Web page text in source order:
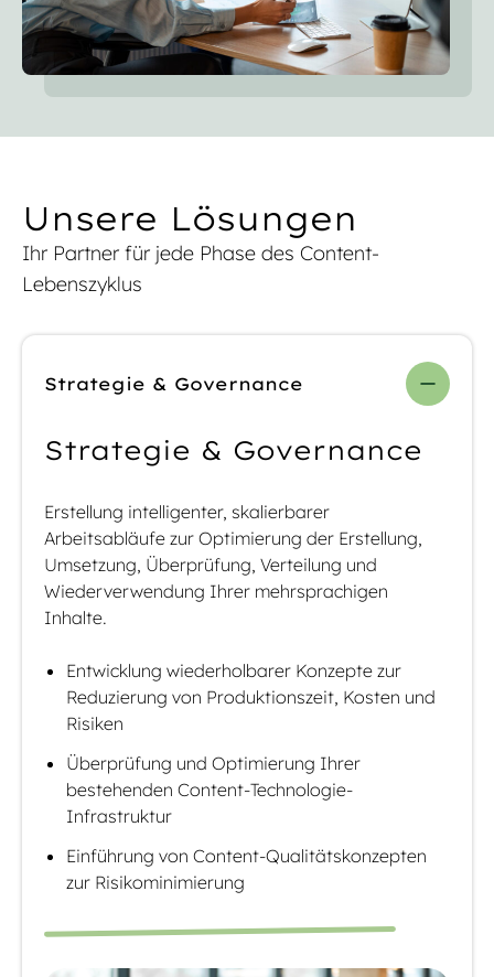
Unsere Lösungen
Ihr Partner für jede Phase des Content-
Lebenszyklus
Strategie & Governance
Strategie & Governance
Erstellung intelligenter, skalierbarer
Arbeitsabläufe zur Optimierung der Erstellung,
Umsetzung, Überprüfung, Verteilung und
Wiederverwendung Ihrer mehrsprachigen
Inhalte.
Entwicklung wiederholbarer Konzepte zur
Reduzierung von Produktionszeit, Kosten und
Risiken
Überprüfung und Optimierung Ihrer
bestehenden Content-Technologie-
Infrastruktur
Einführung von Content-Qualitätskonzepten
zur Risikominimierung